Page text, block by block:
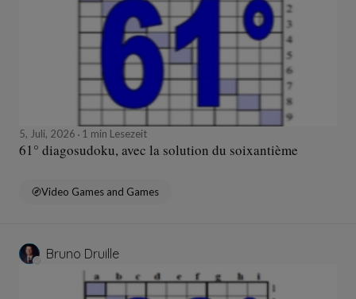
5, Juli, 2026 1 min Lesezeit
61° diagosudoku, avec la solution du soixantième
Video Games and Games
Bruno Druille